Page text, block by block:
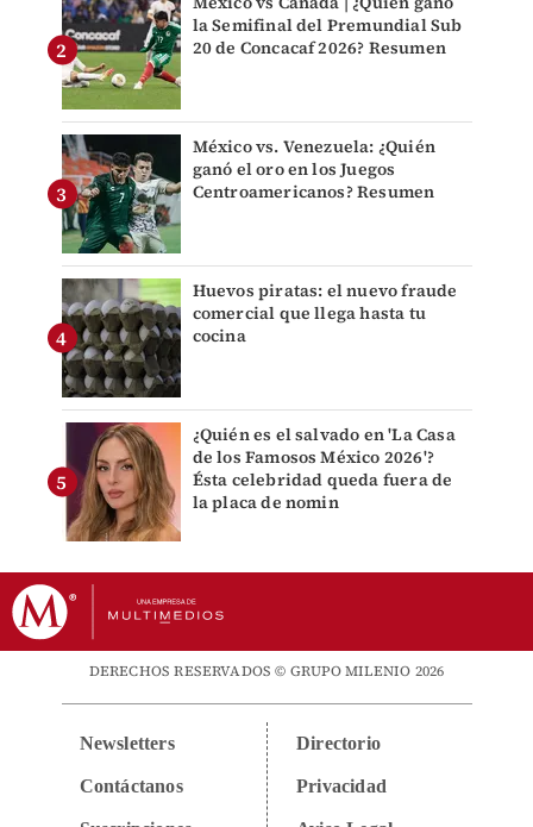
la Semifinal del Premundial Sub
20 de Concacaf 2026? Resumen
México vs. Venezuela: ¿Quién
ganó el oro en los Juegos
Centroamericanos? Resumen
Huevos piratas: el nuevo fraude
comercial que llega hasta tu
cocina
¿Quién es el salvado en 'La Casa
de los Famosos México 2026'?
Ésta celebridad queda fuera de
la placa de nomin
DERECHOS RESERVADOS © GRUPO MILENIO 2026
Newsletters
Contáctanos
Directorio
Privacidad